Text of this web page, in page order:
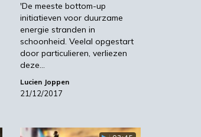
'De meeste bottom-up
initiatieven voor duurzame
energie stranden in
schoonheid. Veelal opgestart
door particulieren, verliezen
deze…
Lucien Joppen
21/12/2017